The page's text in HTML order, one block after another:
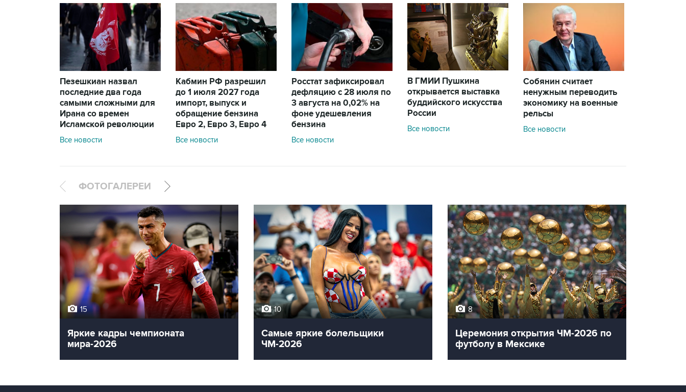
Пезешкиан назвал
последние два года
самыми сложными для
Ирана со времен
Исламской революции
Все новости
Кабмин РФ разрешил
до 1 июля 2027 года
импорт, выпуск и
обращение бензина
Евро 2, Евро 3, Евро 4
Все новости
Росстат зафиксировал
дефляцию с 28 июля по
3 августа на 0,02% на
фоне удешевления
бензина
Все новости
В ГМИИ Пушкина
открывается выставка
буддийского искусства
России
Все новости
Собянин считает
ненужным переводить
экономику на военные
рельсы
Все новости
ФОТОГАЛЕРЕИ
15
Яркие кадры чемпионата
мира-2026
10
Самые яркие болельщики
ЧМ-2026
8
Церемония открытия ЧМ-2026 по
футболу в Мексике